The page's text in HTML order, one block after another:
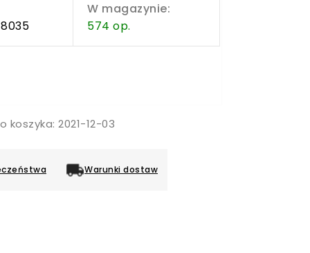
W magazynie:
574 op.
2021-12-03
Warunki dostaw